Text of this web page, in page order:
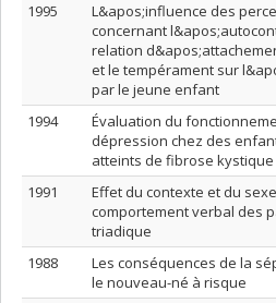
1995
L&apos;influence des
concernant
relation
et le tempérament sur
par le jeune enfant
1994
Évaluation du
dépression chez des
atteints de fibrose kystique
1991
Effet du contexte et du
comportement verbal des
triadique
1988
Les conséquences de la
le nouveau-né à risque